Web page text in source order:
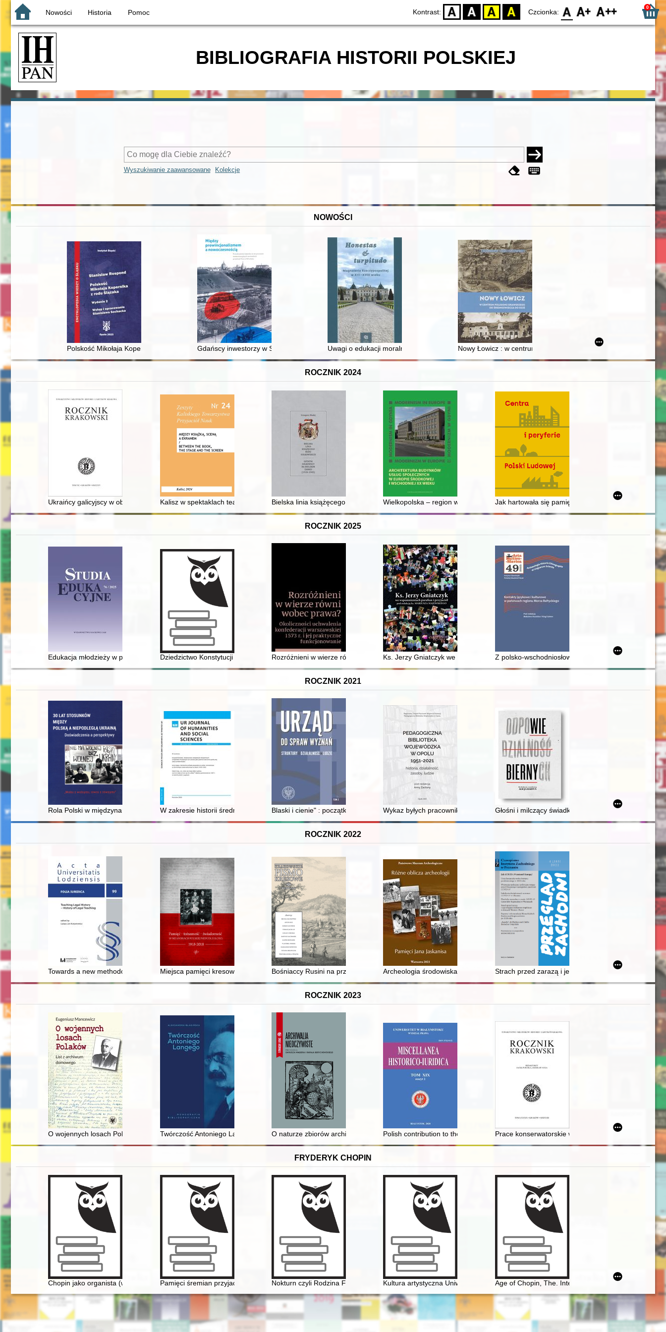
Nowości Historia Pomoc Kontrast: D BW YB BY Czcionka: F0 F1 F2 0
BIBLIOGRAFIA HISTORII POLSKIEJ
Wyszukiwanie zaawansowane Kolekcje
NOWOŚCI
Polskość Mikołaja Kopernika z rodu ŚlązakaGdańscy inwestorzy w Sopocie : prestiż finansowy i towarzyski lokalnego mieszczaństwa w 2. poł. XIX w
Uwagi o edukacji moralnej synów szlacheckich w XVI-wiecznej Rzeczypospolitej
Nowy Łowicz : w centrum poligonu drawskiego od średniowiecza
ROCZNIK 2024
Ukraińcy galicyjscy w obozie internowanych nr I DąbieKalisz w spektaklach teatralnych, wystawianych na deskach Teatru im. Wojciecha Bogusławskiego
Bielska linia książęcego rodu Sułkowskich : ostatni Sułkowscy na bielskim zamku (1918-1945)
Wielkopolska – region wypoczynkowy z okresu PRL-u (1945-1989) = Greater Poland - a
Jak hartowała się pamięć? : procesy
ROCZNIK 2025
Edukacja młodzieży w prasie społeczno-kulturalnej i pedagogicznej Królestwa Polskiego w latach 1905-1914 - recenzja]
Dziedzictwo Konstytucji 1812 roku : z dziejów konstytucjonalizmu hiszpańskiego w XIX wieku
Rozróżnieni w wierze równi wobec prawa? : okoliczności uchwalenia konfederacji warszawskiej 1573 r. i jej praktyczne
Ks. Jerzy Gniatczyk we wspomnieniach parafian i przyjaciół
Z polsko-wschodniosłowiańskich kontaktów
ROCZNIK 2021
Rola Polski w międzynarodowej mediacji podczas tzw. "pomarańczowej rewolucji" na Ukrainie jesienią 2004 roku
W zakresie historii średniowiecznej zapowiadał się jako gwiazda pierwszej klasy..." : o Romanie Grodeckim (1889-1964), uniwersyteckim mistrzu Jerzego
Blaski i cienie" : początki administracji wyznaniowej na terenie województwa krakowskiego i miasta Kraków 1950/1951 : zarys
Wykaz byłych pracowników Pedagogicznej Biblioteki Wojewódzkiej w Opolu
Głośni i milczący świadkowie straszliwego fenomenu
ROCZNIK 2022
Towards a new methodological approach : Roman law community in Lviv since mid-19th century until early 20th century = Ku nowemu ujęciu metodologicznemu : lwowska romanistyka prawnicza
Miejsca pamięci kresowej kształtujące poczucie tożsamości narodowej na Ziemiach Odzyskanych
Bośniaccy Rusini na przełomie XIX i XX wieku w świetle pracy Josyfa Grodśkiego "Położenie Rusinów w Bośni"
Archeologia środowiska kultury bogaczewskiej i sudowskiej : od czasów Kompleksowej
Strach przed zarazą i jego religijno-kulturowe
ROCZNIK 2023
O wojennych losach Polaków : list z archiwum domowegoTwórczość Antoniego Langego : monografia bibliograficznaO naturze zbiorów archiwalnych (z problematyką sztandarowego zbioru siedleckiego w tle)
Polish contribution to the Baden Revolution 1848/49Prace konserwatorskie w Krakowie w roku 2022
FRYDERYK CHOPIN
Chopin jako organista (w 150. rocznicę śmierci)Pamięci śremian przyjaciół Fryderyka Chopina oraz miłośników jego muzyki]
Nokturn czyli Rodzina Fryderyka Chopina i Warszawa w latach 1832-1881. T. 3
Kultura artystyczna Uniwersytetu Warszawskiego. Ars et educatio
Age of Chopin, The. Interdisciplinary inquiries